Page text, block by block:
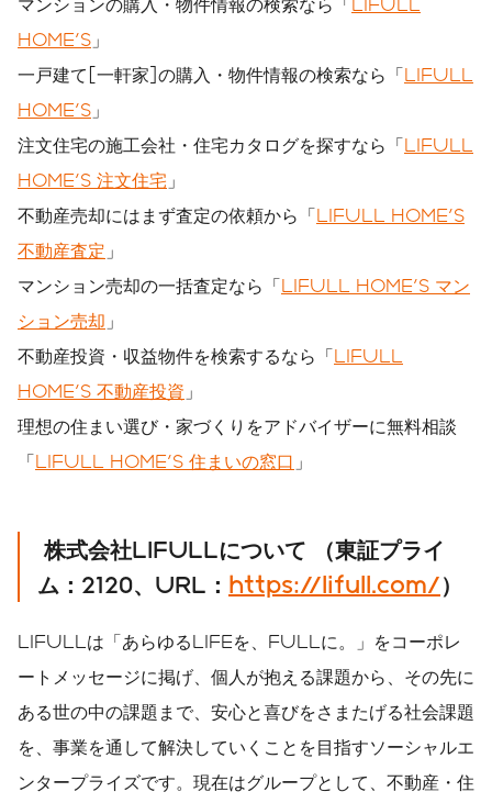
HOME'S 」
一戸建て[一軒家]の購入・物件情報の検索なら「LIFULL
HOME'S 」
注文住宅の施工会社・住宅カタログを探すなら「LIFULL
HOME'S 注文住宅 」
不動産売却にはまず査定の依頼から「LIFULL HOME'S
不動産査定 」
マンション売却の一括査定なら「LIFULL HOME'S マン
ション売却 」
不動産投資・収益物件を検索するなら「LIFULL
HOME'S 不動産投資 」
理想の住まい選び・家づくりをアドバイザーに無料相談
「LIFULL HOME'S 住まいの窓口 」
株式会社LIFULLについて
（東証プライ
ム： 2120、 URL ： https://lifull.com/）
LIFULLは「あらゆるLIFEを、FULLに。」をコーポレ
ートメッセージに掲げ、個人が抱える課題から、その先に
ある世の中の課題まで、安心と喜びをさまたげる社会課題
を、事業を通して解決していくことを目指すソーシャルエ
ンタープライズです。現在はグループとして、不動産・住